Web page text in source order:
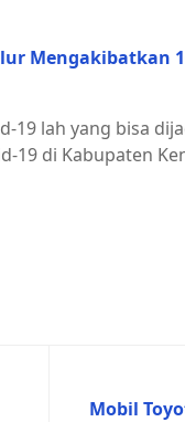
Mengakibatkan
19 lah yang bisa
19 di Kabupaten
Mobil